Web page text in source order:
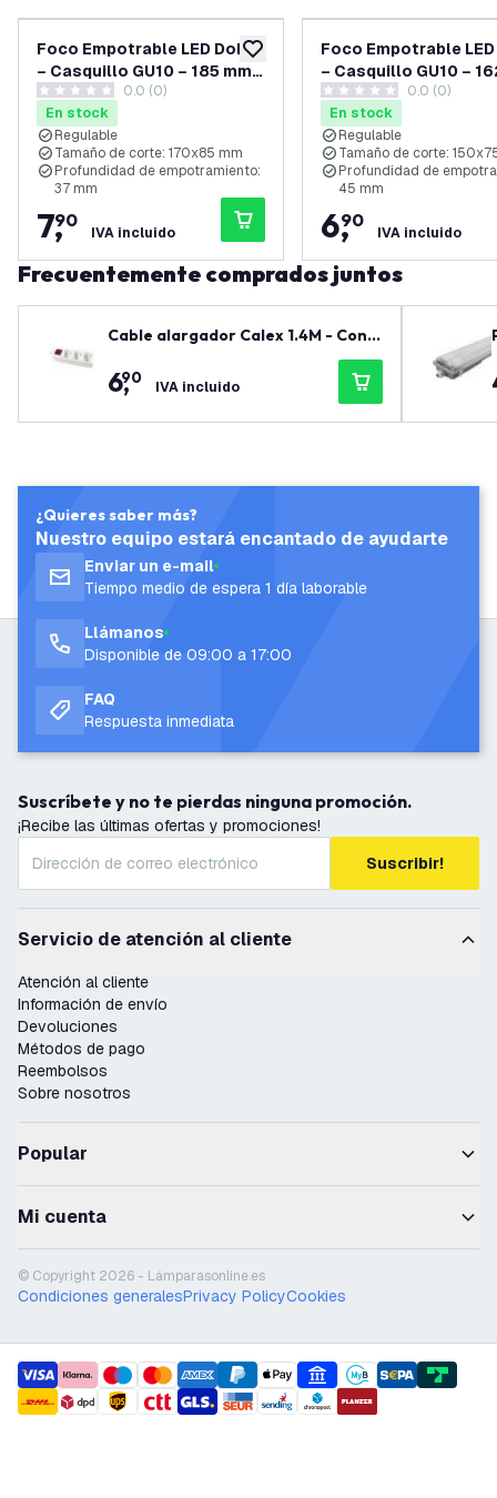
añadir a lista de deseos
Foco Empotrable LED Doble
– Casquillo GU10 – 185 mm –
Blanco
0 estrellas de puntuación
0.0 (0)
En stock
Regulable
Tamaño de corte: 170x85 mm
Profundidad de empotramiento:
37 mm
7,
90
IVA incluido
Foco Empotrable
– Casquillo GU10 –
Negro
0 estrellas de puntuación
0.0 (0)
En stock
Regulable
Tamaño de corte:
Profundidad de
45 mm
6,
90
IVA incluido
Frecuentemente comprados juntos
Cable alargador Calex 1.4M - Conm
utable - 3 vías - Regleta - Toma de
mesa
6,
90 IVA incluido
¿Quieres saber más?
Nuestro equipo estará encantado de ayudarte
Enviar un e-mail
Tiempo medio de espera 1 día laborable
Llámanos
Disponible de 09:00 a 17:00
FAQ
Respuesta inmediata
Suscríbete y no te pierdas ninguna promoción.
¡Recibe las últimas ofertas y promociones!
Suscribir!
Servicio de atención al cliente
Atención al cliente
Información de envío
Devoluciones
Métodos de pago
Reembolsos
Sobre nosotros
Popular
Mi cuenta
© Copyright 2026 - Lámparasonline.es
Condiciones generalesPrivacy PolicyCookies
payment methods
shipment methods